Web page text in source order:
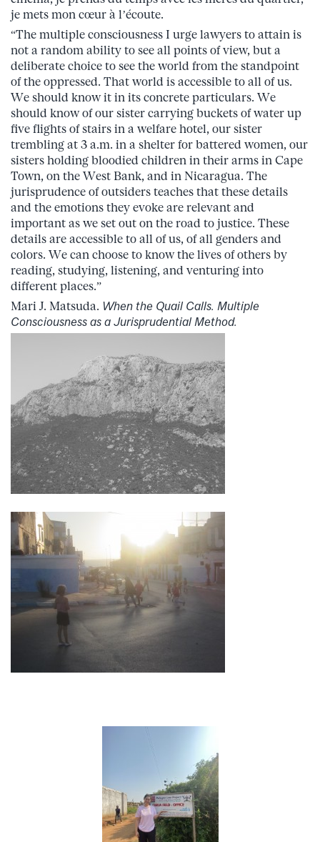
je mets mon cœur à l’écoute.
“The multiple consciousness I urge lawyers to attain is
not a random ability to see all points of view, but a
deliberate choice to see the world from the standpoint
of the oppressed. That world is accessible to all of us.
We should know it in its concrete particulars. We
should know of our sister carrying buckets of water up
five flights of stairs in a welfare hotel, our sister
trembling at 3 a.m. in a shelter for battered women, our
sisters holding bloodied children in their arms in Cape
Town, on the West Bank, and in Nicaragua. The
jurisprudence of outsiders teaches that these details
and the emotions they evoke are relevant and
important as we set out on the road to justice. These
details are accessible to all of us, of all genders and
colors. We can choose to know the lives of others by
reading, studying, listening, and venturing into
different places.”
Mari J. Matsuda. When the Quail Calls. Multiple
Consciousness as a Jurisprudential Method.